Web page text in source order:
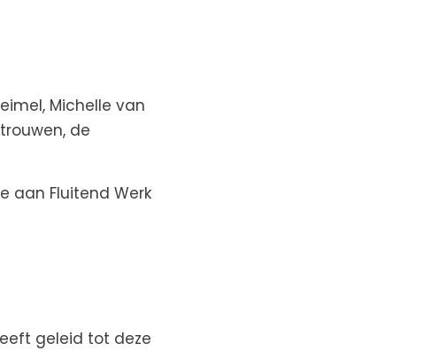
Michelle van
de
aan Fluitend Werk
geleid tot deze